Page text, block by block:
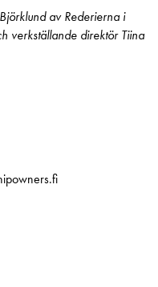
av Rederierna i
verkställande direktör Tiina